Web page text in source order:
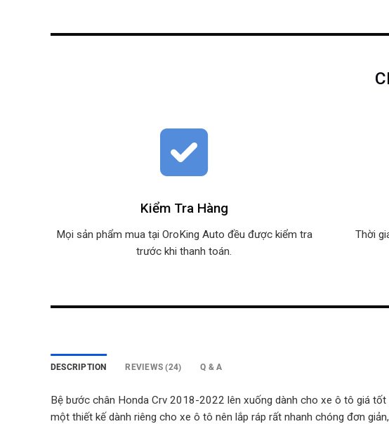
Kiểm Tra Hàng
Mọi sản phẩm mua tại OroKing Auto đều được kiểm tra
trước khi thanh toán.
Thời
DESCRIPTION REVIEWS (24) Q & A
Bệ bước chân Honda Crv 2018-2022 lên xuống dành cho xe ô tô giá
một thiết kế dành riêng cho xe ô tô nên lắp ráp rất nhanh chóng đơn